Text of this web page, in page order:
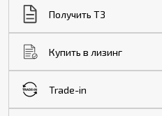
Получить ТЗ
Купить в лизинг
Trade-in